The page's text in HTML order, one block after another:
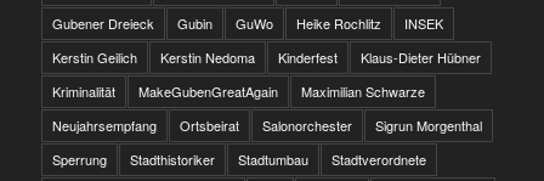
Gubener Dreieck
Gubin GuWo Heike Rochlitz
INSEK
Kerstin Geilich
Kerstin Nedoma Kinderfest
Klaus-Dieter Hübner
Kriminalität
MakeGubenGreatAgain
Maximilian Schwarze
Neujahrsempfang
Ortsbeirat Salonorchester
Sigrun Morgenthal
Sperrung
Stadthistoriker Stadtumbau
Stadtverordnete